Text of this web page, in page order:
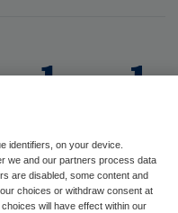
identifiers, on your device.
we and our partners process data
are disabled, some content and
choices or withdraw consent at
will have effect within our